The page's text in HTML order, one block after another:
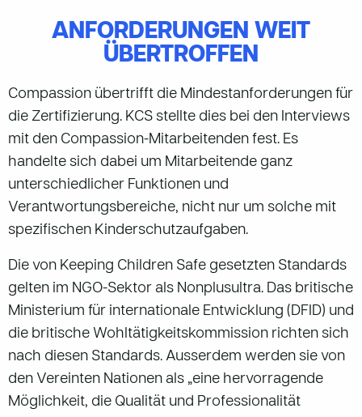
ANFORDERUNGEN WEIT
ÜBERTROFFEN
Compassion übertrifft die Mindestanforderungen für
die Zertifizierung. KCS stellte dies bei den Interviews
mit den Compassion-Mitarbeitenden fest. Es
handelte sich dabei um Mitarbeitende ganz
unterschiedlicher Funktionen und
Verantwortungsbereiche, nicht nur um solche mit
spezifischen Kinderschutzaufgaben.
Die von Keeping Children Safe gesetzten Standards
gelten im NGO-Sektor als Nonplusultra. Das britische
Ministerium für internationale Entwicklung (DFID) und
die britische Wohltätigkeitskommission richten sich
nach diesen Standards. Ausserdem werden sie von
den Vereinten Nationen als „eine hervorragende
Möglichkeit, die Qualität und Professionalität